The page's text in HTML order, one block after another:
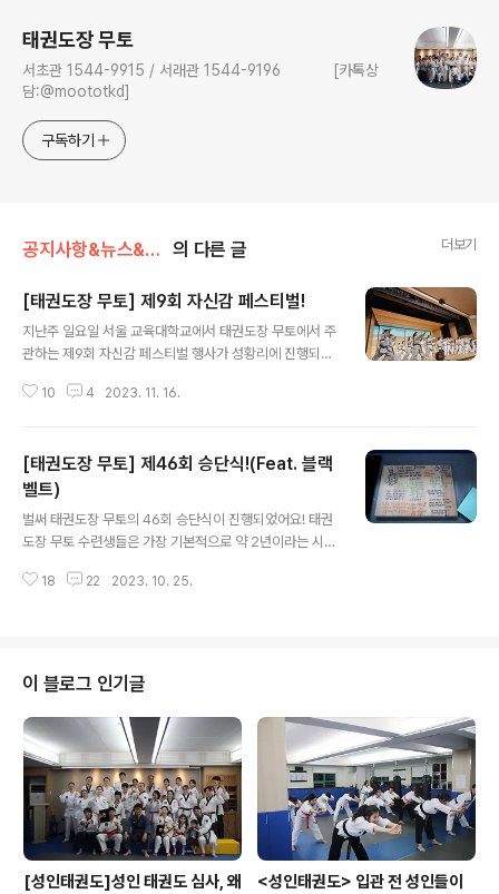
태권도장 무토
서초관 1544-9915 / 서래관 1544-9196 [카톡상
담:@moototkd]
구독하기
공지사항&뉴스&행사 의 다른 글 더보기
[태권도장 무토] 제9회 자신감 페스티벌!
지난주 일요일 서울 교육대학교에서 태권도장 무토에서 주
관하는 제9회 자신감 페스티벌 행사가 성황리에 진행되었
되었어요! 관객석이 450석 정도로 굉장히 많지만 자리가
네이버 예약도 많은 관심 부탁드려요!!! *서래관 태권도장
무토 서래관 - 네이버 지도 (naver.com) 네이버 지도 태
권도장무토 서래관 map.naver.com *서초관 태권도장
무토 서초관 - 네이버 지도 (naver.com) 네이버 지도 태
는지 함께 보시죠!!! 행사 시작 전 지도진 모두가 자리 마킹,
10 4 2023. 11. 16.
[태권도장 무토] 제46회 승단식!(Feat. 블랙
벨트)
벌써 태권도장 무토의 46회 승단식이 진행되었어요! 태권
도장 무토 수련생들은 가장 기본적으로 약 2년이라는 시간
서도 2단, 3단, 4단 등 높은 단수를 따려면 더욱 성실하게
신 분들은 아래에 있는 네이버 예약으로 부탁드려요!!! *서
래관 https://map.naver.com/v5/search/%ED%8
3%9C%EA%B6%8C%EB%8F%84%EC%9E%A
5%20%EB%AC%B4%ED%86%A0/place/35581
789?placePath=%3Fentry=pll%26from=nx%2..
18 22 2023. 10. 25.
이 블로그 인기글
[성인태권도]성인 태권도 심사, 왜
<성인태권도> 입관 전 성인들이